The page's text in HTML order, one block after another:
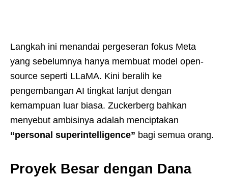
Langkah ini menandai pergeseran fokus Meta
yang sebelumnya hanya membuat model open-
source seperti LLaMA. Kini beralih ke
pengembangan AI tingkat lanjut dengan
kemampuan luar biasa. Zuckerberg bahkan
menyebut ambisinya adalah menciptakan
“personal superintelligence” bagi semua orang.
Proyek Besar dengan Dana